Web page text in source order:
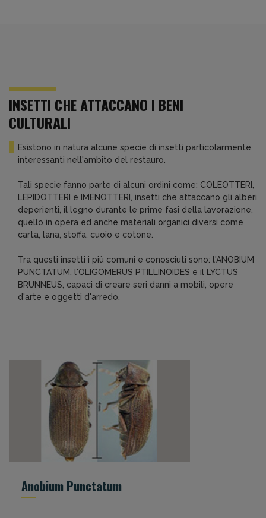
INSETTI CHE ATTACCANO I BENI
CULTURALI
Esistono in natura alcune specie di insetti particolarmente
interessanti nell'ambito del restauro.
Tali specie fanno parte di alcuni ordini come: COLEOTTERI,
LEPIDOTTERI e IMENOTTERI, insetti che attaccano gli alberi
deperienti, il legno durante le prime fasi della lavorazione,
quello in opera ed anche materiali organici diversi come
carta, lana, stoffa, cuoio e cotone.
Tra questi insetti i più comuni e conosciuti sono: l'ANOBIUM
PUNCTATUM, l'OLIGOMERUS PTILLINOIDES e il LYCTUS
BRUNNEUS, capaci di creare seri danni a mobili, opere
d'arte e oggetti d'arredo.
Anobium Punctatum